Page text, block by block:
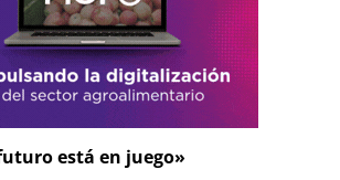
está en juego»